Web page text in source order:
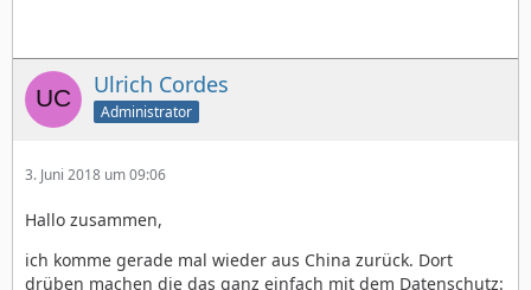
Ulrich Cordes
Administrator
3. Juni 2018 um 09:06
Hallo zusammen,
ich komme gerade mal wieder aus China zurück. Dort
drüben machen die das ganz einfach mit dem Datenschutz: